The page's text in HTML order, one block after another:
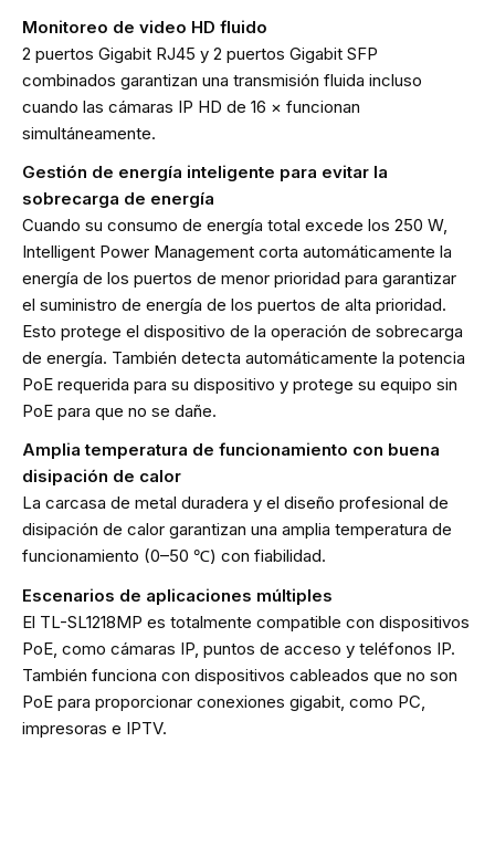
Monitoreo de video HD fluido
2 puertos Gigabit RJ45 y 2 puertos Gigabit SFP
combinados garantizan una transmisión fluida incluso
cuando las cámaras IP HD de 16 × funcionan
simultáneamente.
Gestión de energía inteligente para evitar la
sobrecarga de energía
Cuando su consumo de energía total excede los 250 W,
Intelligent Power Management corta automáticamente la
energía de los puertos de menor prioridad para garantizar
el suministro de energía de los puertos de alta prioridad.
Esto protege el dispositivo de la operación de sobrecarga
de energía. También detecta automáticamente la potencia
PoE requerida para su dispositivo y protege su equipo sin
PoE para que no se dañe.
Amplia temperatura de funcionamiento con buena
disipación de calor
La carcasa de metal duradera y el diseño profesional de
disipación de calor garantizan una amplia temperatura de
funcionamiento (0–50 ℃) con fiabilidad.
Escenarios de aplicaciones múltiples
El TL-SL1218MP es totalmente compatible con dispositivos
PoE, como cámaras IP, puntos de acceso y teléfonos IP.
También funciona con dispositivos cableados que no son
PoE para proporcionar conexiones gigabit, como PC,
impresoras e IPTV.